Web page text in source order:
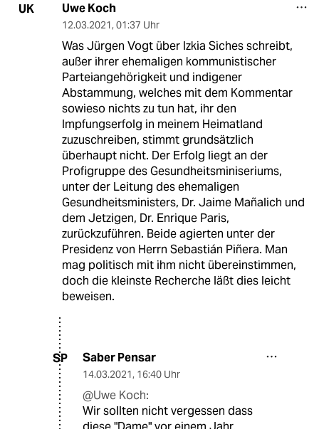
UK Uwe Koch
12.03.2021, 01:37 Uhr
Was Jürgen Vogt über Izkia Siches schreibt,
außer ihrer ehemaligen kommunistischer
Parteiangehörigkeit und indigener
Abstammung, welches mit dem Kommentar
sowieso nichts zu tun hat, ihr den
Impfungserfolg in meinem Heimatland
zuzuschreiben, stimmt grundsätzlich
überhaupt nicht. Der Erfolg liegt an der
Profigruppe des Gesundheitsminiseriums,
unter der Leitung des ehemaligen
Gesundheitsministers, Dr. Jaime Mañalich und
dem Jetzigen, Dr. Enrique Paris,
zurückzuführen. Beide agierten unter der
Presidenz von Herrn Sebastián Piñera. Man
mag politisch mit ihm nicht übereinstimmen,
doch die kleinste Recherche läßt dies leicht
beweisen.
SP Saber Pensar
14.03.2021, 16:40 Uhr
@Uwe Koch:
Wir sollten nicht vergessen dass